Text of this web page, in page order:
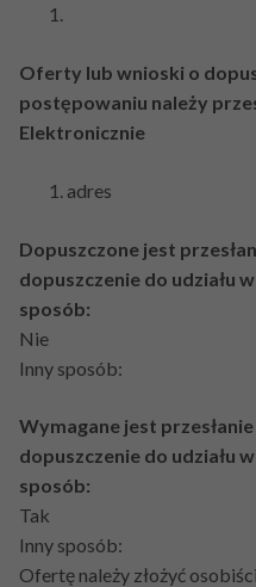
Oferty lub wnioski o
postępowaniu należy
Elektronicznie
adres
Dopuszczone jest
dopuszczenie do udziału
sposób:
Nie
Inny sposób:
Wymagane jest
dopuszczenie do udziału
sposób:
Tak
Inny sposób:
Ofertę należy złożyć